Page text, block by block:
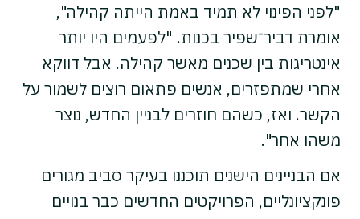
"לפני הפינוי לא תמיד באמת הייתה קהילה",
אומרת דביר־שפיר בכנות. "לפעמים היו יותר
אינטריגות בין שכנים מאשר קהילה. אבל דווקא
אחרי שמתפזרים, אנשים פתאום רוצים לשמור על
הקשר. ואז, כשהם חוזרים לבניין החדש, נוצר
משהו אחר".
אם הבניינים הישנים תוכננו בעיקר סביב מגורים
פונקציונליים, הפרויקטים החדשים כבר בנויים